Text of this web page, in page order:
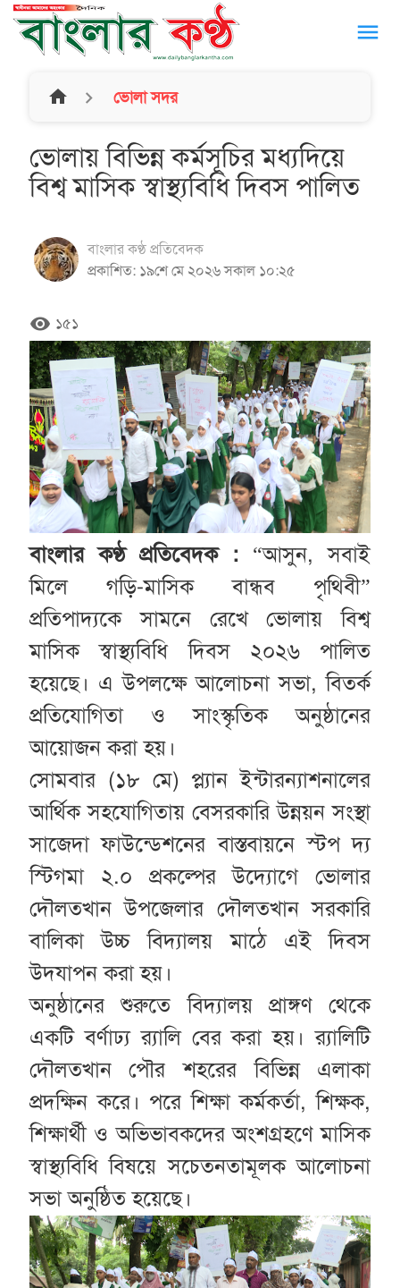
menu
home ভোলা সদর
ভোলায় বিভিন্ন কর্মসূচির মধ্যদিয়ে
বিশ্ব মাসিক স্বাস্থ্যবিধি দিবস পালিত
বাংলার কণ্ঠ প্রতিবেদক
প্রকাশিত: ১৯শে মে ২০২৬ সকাল ১০:২৫
remove_red_eye ১৫১
বাংলার কণ্ঠ প্রতিবেদক : “আসুন, সবাই
মিলে গড়ি-মাসিক বান্ধব পৃথিবী”
প্রতিপাদ্যকে সামনে রেখে ভোলায় বিশ্ব
মাসিক স্বাস্থ্যবিধি দিবস ২০২৬ পালিত
হয়েছে। এ উপলক্ষে আলোচনা সভা, বিতর্ক
প্রতিযোগিতা ও সাংস্কৃতিক অনুষ্ঠানের
আয়োজন করা হয়।
সোমবার (১৮ মে) প্ল্যান ইন্টারন্যাশনালের
আর্থিক সহযোগিতায় বেসরকারি উন্নয়ন সংস্থা
সাজেদা ফাউন্ডেশনের বাস্তবায়নে স্টপ দ্য
স্টিগমা ২.০ প্রকল্পের উদ্যোগে ভোলার
দৌলতখান উপজেলার দৌলতখান সরকারি
বালিকা উচ্চ বিদ্যালয় মাঠে এই দিবস
উদযাপন করা হয়।
অনুষ্ঠানের শুরুতে বিদ্যালয় প্রাঙ্গণ থেকে
একটি বর্ণাঢ্য র‌্যালি বের করা হয়। র‌্যালিটি
দৌলতখান পৌর শহরের বিভিন্ন এলাকা
প্রদক্ষিন করে। পরে শিক্ষা কর্মকর্তা, শিক্ষক,
শিক্ষার্থী ও অভিভাবকদের অংশগ্রহণে মাসিক
স্বাস্থ্যবিধি বিষয়ে সচেতনতামূলক আলোচনা
সভা অনুষ্ঠিত হয়েছে।